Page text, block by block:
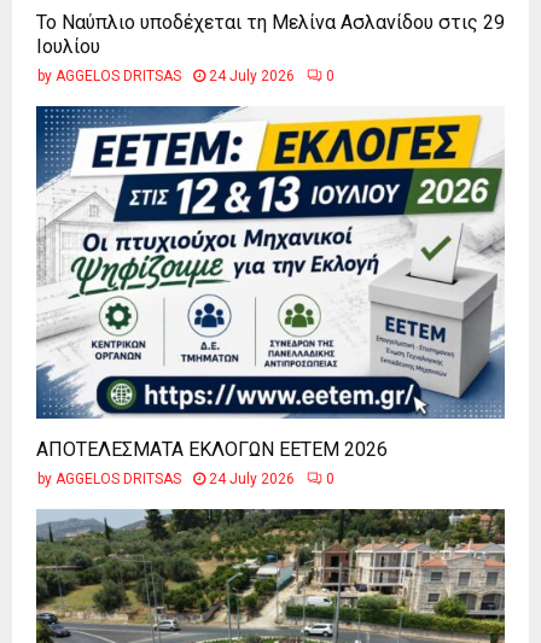
Το Ναύπλιο υποδέχεται τη Μελίνα Ασλανίδου στις 29
Ιουλίου
by AGGELOS DRITSAS 24 July 2026 0
ΑΠΟΤΕΛΕΣΜΑΤΑ ΕΚΛΟΓΩΝ ΕΕΤΕΜ 2026
by AGGELOS DRITSAS 24 July 2026 0